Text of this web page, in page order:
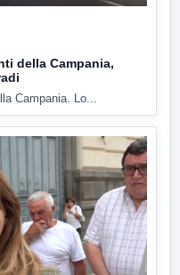
della Campania,
Campania. Lo...